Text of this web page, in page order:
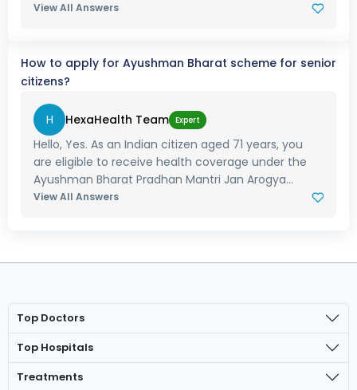
View All Answers
How to apply for Ayushman Bharat scheme for senior
citizens?
H HexaHealth Team Expert
Hello, Yes. As an Indian citizen aged 71 years, you
are eligible to receive health coverage under the
Ayushman Bharat Pradhan Mantri Jan Arogya...
View All Answers
Top Doctors
Top Hospitals
Treatments